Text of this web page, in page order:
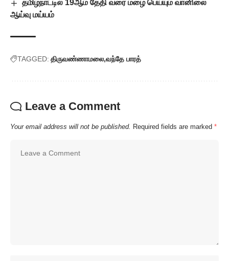
தமிழ்நாட்டில் 19ஆம் தேதி வரை மழை பெய்யும் வானிலை
ஆய்வு மய்யம்
TAGGED: திருவண்ணாமலை வந்தே பாரத்
Leave a Comment
Your email address will not be published. Required fields are marked *